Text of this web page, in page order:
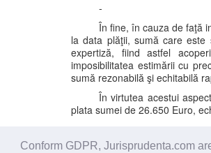
Conform GDPR, Jurisprudenta.com
-
În fine, în cauza de faţă
la data plăţii, sumă care este
expertiză, fiind astfel
imposibilitatea estimării cu
sumă rezonabilă şi echitabilă
În virtutea acestui
plata sumei de 26.650 Euro,